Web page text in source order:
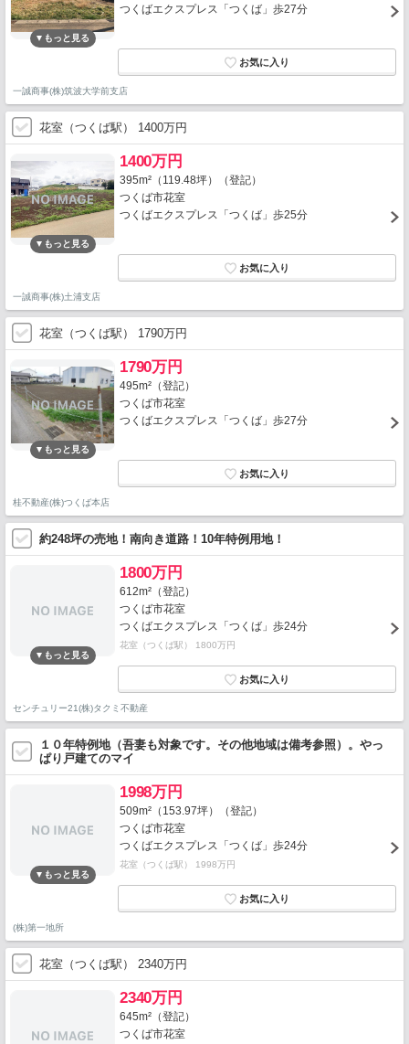
つくばエクスプレス「つくば」歩27分
一誠商事(株)筑波大学前支店
花室（つくば駅） 1400万円
1400万円
395m²（119.48坪）（登記）
つくば市花室
つくばエクスプレス「つくば」歩25分
一誠商事(株)土浦支店
花室（つくば駅） 1790万円
1790万円
495m²（登記）
つくば市花室
つくばエクスプレス「つくば」歩27分
桂不動産(株)つくば本店
約248坪の売地！南向き道路！10年特例用地！
1800万円
612m²（登記）
つくば市花室
つくばエクスプレス「つくば」歩24分
花室（つくば駅） 1800万円
センチュリー21(株)タクミ不動産
１０年特例地（吾妻も対象です。その他地域は備考参照）。やっ
ぱり戸建てのマイ
1998万円
509m²（153.97坪）（登記）
つくば市花室
つくばエクスプレス「つくば」歩24分
花室（つくば駅） 1998万円
(株)第一地所
花室（つくば駅） 2340万円
2340万円
645m²（登記）
つくば市花室